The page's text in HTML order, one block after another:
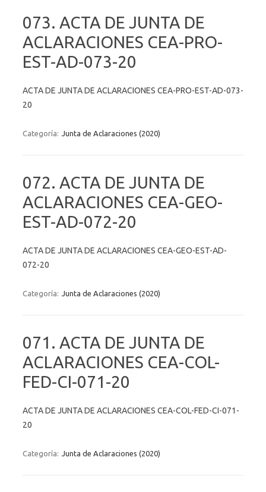
073. ACTA DE JUNTA DE
ACLARACIONES CEA-PRO-
EST-AD-073-20
ACTA DE JUNTA DE ACLARACIONES CEA-PRO-EST-AD-073-
20
Categoría: Junta de Aclaraciones (2020)
072. ACTA DE JUNTA DE
ACLARACIONES CEA-GEO-
EST-AD-072-20
ACTA DE JUNTA DE ACLARACIONES CEA-GEO-EST-AD-
072-20
Categoría: Junta de Aclaraciones (2020)
071. ACTA DE JUNTA DE
ACLARACIONES CEA-COL-
FED-CI-071-20
ACTA DE JUNTA DE ACLARACIONES CEA-COL-FED-CI-071-
20
Categoría: Junta de Aclaraciones (2020)